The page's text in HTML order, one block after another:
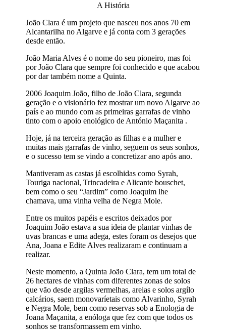
A História
João Clara é um projeto que nasceu nos anos 70 em
Alcantarilha no Algarve e já conta com 3 gerações
desde então.
João Maria Alves é o nome do seu pioneiro, mas foi
por João Clara que sempre foi conhecido e que acabou
por dar também nome a Quinta.
2006 Joaquim João, filho de João Clara, segunda
geração e o visionário fez mostrar um novo Algarve ao
país e ao mundo com as primeiras garrafas de vinho
tinto com o apoio enológico de António Maçanita .
Hoje, já na terceira geração as filhas e a mulher e
muitas mais garrafas de vinho, seguem os seus sonhos,
e o sucesso tem se vindo a concretizar ano após ano.
Mantiveram as castas já escolhidas como Syrah,
Touriga nacional, Trincadeira e Alicante bouschet,
bem como o seu “Jardim” como Joaquim lhe
chamava, uma vinha velha de Negra Mole.
Entre os muitos papéis e escritos deixados por
Joaquim João estava a sua ideia de plantar vinhas de
uvas brancas e uma adega, estes foram os desejos que
Ana, Joana e Edite Alves realizaram e continuam a
realizar.
Neste momento, a Quinta João Clara, tem um total de
26 hectares de vinhas com diferentes zonas de solos
que vão desde argilas vermelhas, areias e solos argílo
calcários, saem monovaríetais como Alvarinho, Syrah
e Negra Mole, bem como reservas sob a Enologia de
Joana Maçanita, a enóloga que fez com que todos os
sonhos se transformassem em vinho.